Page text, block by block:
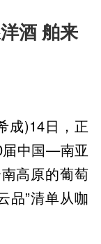
酒 舶来
成)14日，正
届中国—南亚
高原的葡萄
品”清单从咖